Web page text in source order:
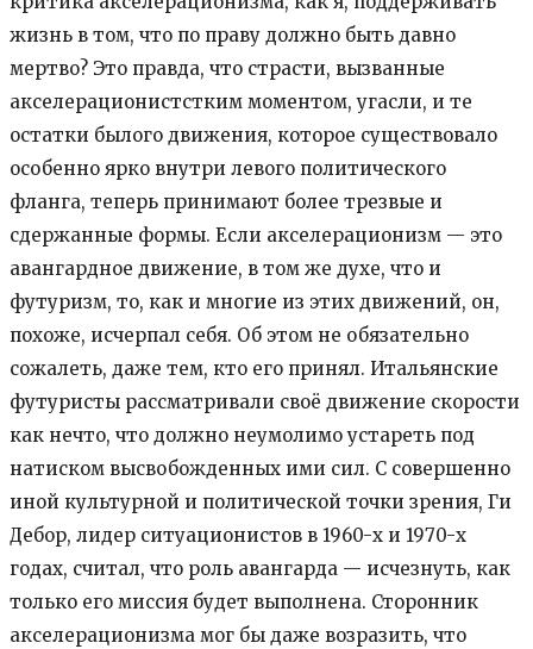
жизнь в том, что по праву должно быть давно
мертво? Это правда, что страсти, вызванные
акселерационистстким моментом, угасли, и те
остатки былого движения, которое существовало
особенно ярко внутри левого политического
фланга, теперь принимают более трезвые и
сдержанные формы. Если акселерационизм — это
авангардное движение, в том же духе, что и
футуризм, то, как и многие из этих движений, он,
похоже, исчерпал себя. Об этом не обязательно
сожалеть, даже тем, кто его принял. Итальянские
футуристы рассматривали своё движение скорости
как нечто, что должно неумолимо устареть под
натиском высвобожденных ими сил. С совершенно
иной культурной и политической точки зрения, Ги
Дебор, лидер ситуационистов в 1960-х и 1970-х
годах, считал, что роль авангарда — исчезнуть, как
только его миссия будет выполнена. Сторонник
акселерационизма мог бы даже возразить, что